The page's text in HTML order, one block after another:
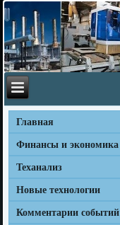
Главная
Финансы и экономика
Теханализ
Новые технологии
Комментарии событий